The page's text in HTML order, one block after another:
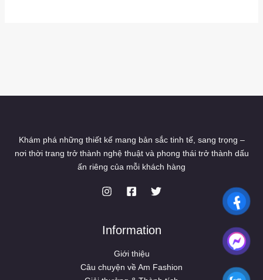
Khám phá những thiết kế mang bản sắc tinh tế, sang trọng –
nơi thời trang trở thành nghệ thuật và phong thái trở thành dấu
ấn riêng của mỗi khách hàng
Information
Giới thiệu
Câu chuyện về Am Fashion